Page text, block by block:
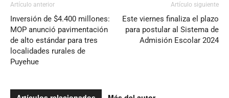
Artículo anterior
Inversión de $4.400 millones:
MOP anunció pavimentación
de alto estándar para tres
localidades rurales de
Puyehue
Artículo siguiente
Este viernes finaliza el plazo
para postular al Sistema de
Admisión Escolar 2024